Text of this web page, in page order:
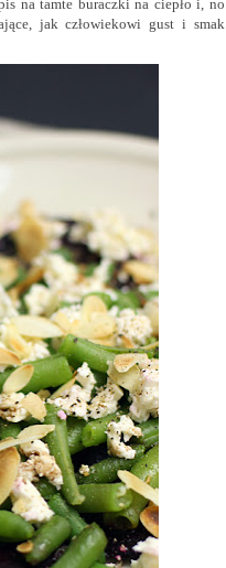
na tamte buraczki na ciepło i, no
jak człowiekowi gust i smak